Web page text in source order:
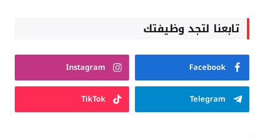
تابعنا لتجد وظيفتك
Facebook
Instagram
Telegram
TikTok